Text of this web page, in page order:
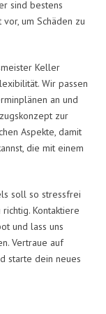
sind bestens
um Schäden zu
Keller
Wir passen
an und
zur
Aspekte, damit
die mit einem
soll so stressfrei
Kontaktiere
und lass uns
Vertraue auf
starte dein neues